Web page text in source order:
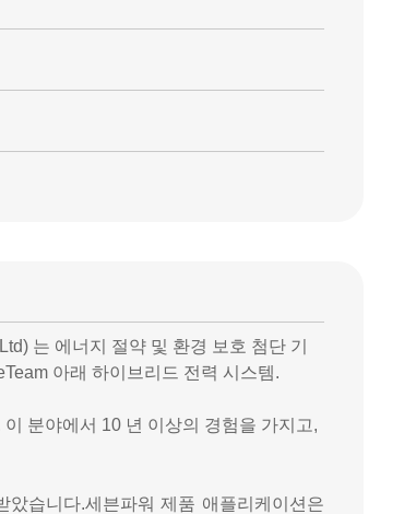
는 에너지 절약 및 환경 보호 첨단 기
아래 하이브리드 전력 시스템.
분야에서 10 년 이상의 경험을 가지고,
습니다.세븐파워 제품 애플리케이션은